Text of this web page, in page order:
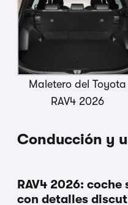
Maletero del Toyota
RAV4 2026
Conducción y
RAV4 2026:
con detalles